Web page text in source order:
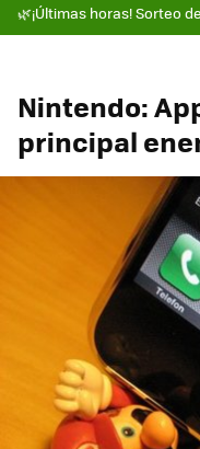
🌿¡Últimas horas! Sorteo
Nintendo:
principal